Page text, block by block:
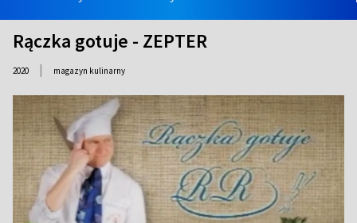
Rączka gotuje - ZEPTER
2020 | magazyn kulinarny